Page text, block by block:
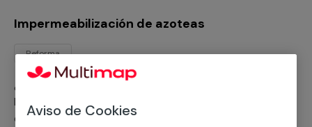
Impermeabilización de azoteas
Reforma
¿Necesitas ayuda para impermeabilizar tu azotea?
Disponemos de servicios profesionales cualificados
que realizan con garantías cualquier servicio de
Aviso de Cookies